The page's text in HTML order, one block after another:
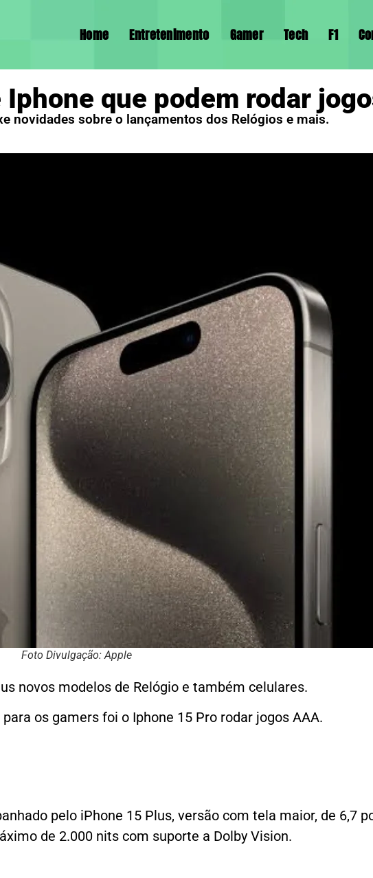
Home Entretenimento Gamer Tech F1
que podem rodar
novidades sobre o lançamentos dos Relógios e mais.
Foto Divulgação: Apple
novos modelos de Relógio e também celulares.
os gamers foi o Iphone 15 Pro rodar jogos AAA.
pelo iPhone 15 Plus, versão com tela maior, de 6,7
de 2.000 nits com suporte a Dolby Vision.